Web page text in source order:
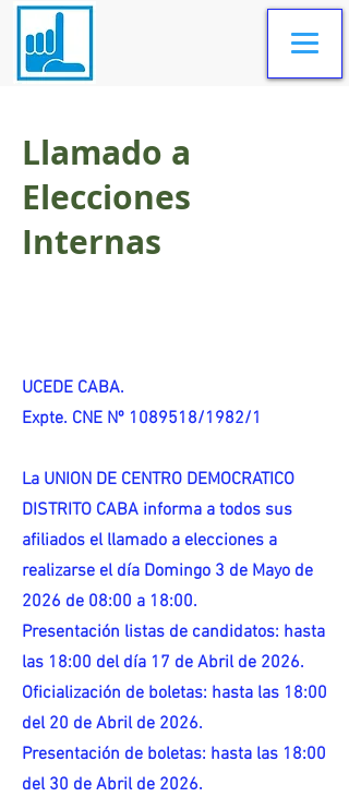
Llamado a
Elecciones
Internas
UCEDE CABA.
Expte. CNE Nº 1089518/1982/1
La UNION DE CENTRO DEMOCRATICO
DISTRITO CABA informa a todos sus
afiliados el llamado a elecciones a
realizarse el día Domingo 3 de Mayo de
2026 de 08:00 a 18:00.
Presentación listas de candidatos: hasta
las 18:00 del día 17 de Abril de 2026.
Oficialización de boletas: hasta las 18:00
del 20 de Abril de 2026.
Presentación de boletas: hasta las 18:00
del 30 de Abril de 2026.